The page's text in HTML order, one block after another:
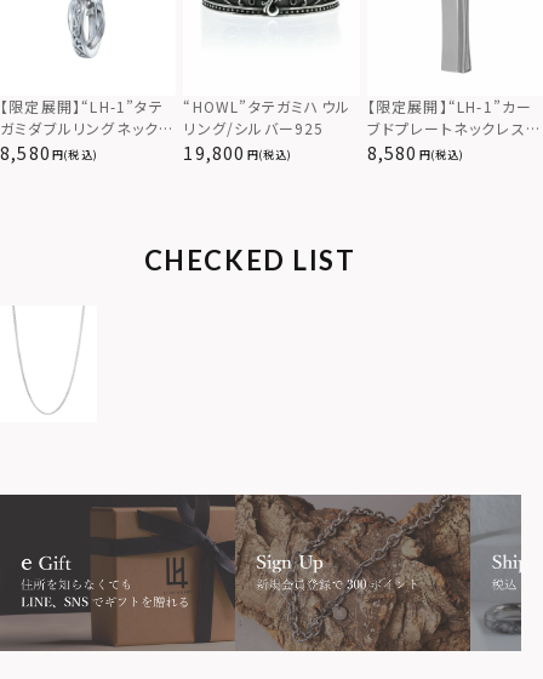
【限定展開】“LH-1”タテ
ガミダブルリングネックレ
ス（ツイスト/シルバー）/
8,580 (税込)
“HOWL”タテガミハウル
リング/シルバー925
19,800 (税込)
【限定展開】“LH-1”カー
ブドプレートネックレス/
サージカルステンレス（金
8,580 (税込)
CHECKED LIST